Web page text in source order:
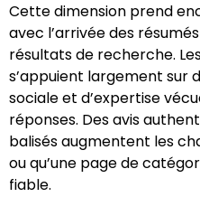
Cette dimension prend
avec l’arrivée des
résultats de recherche.
s’appuient largement sur
sociale et d’expertise
réponses. Des avis
balisés augmentent les
ou qu’une page de
fiable.